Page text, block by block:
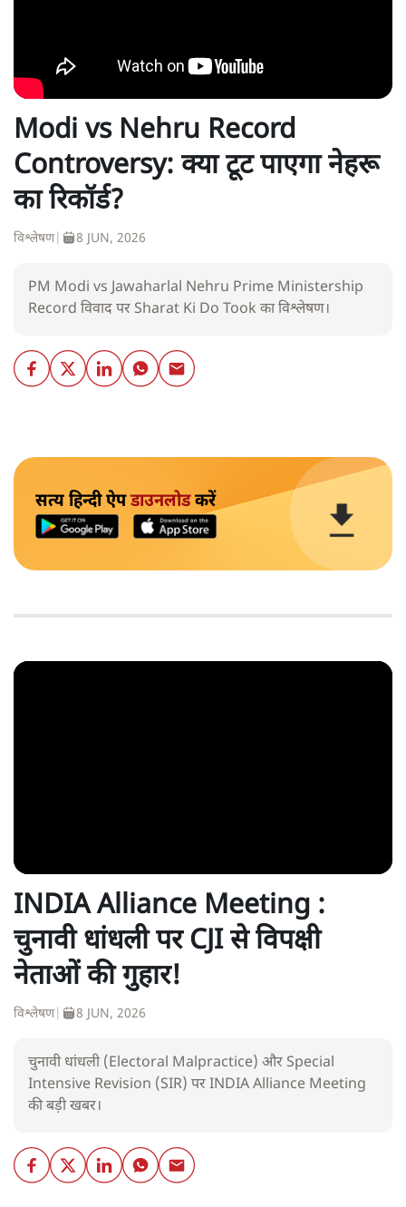
Modi vs Nehru Record
Controversy: क्या टूट पाएगा नेहरू
का रिकॉर्ड?
विश्लेषण| 8 JUN, 2026
PM Modi vs Jawaharlal Nehru Prime Ministership
Record विवाद पर Sharat Ki Do Took का विश्लेषण।
सत्य हिन्दी ऐपडाउनलोडकरें
INDIA Alliance Meeting :
चुनावी धांधली पर CJI से विपक्षी
नेताओं की गुहार!
विश्लेषण| 8 JUN, 2026
चुनावी धांधली (Electoral Malpractice) और Special
Intensive Revision (SIR) पर INDIA Alliance Meeting
की बड़ी खबर।